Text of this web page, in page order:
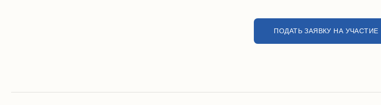
ПОДАТЬ ЗАЯВКУ НА УЧАСТИЕ